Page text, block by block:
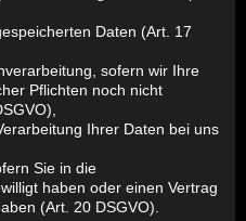
Daten (Art. 17
sofern wir Ihre
Pflichten noch nicht
Ihrer Daten bei uns
Sie in die
haben oder einen Vertrag
(Art. 20 DSGVO).